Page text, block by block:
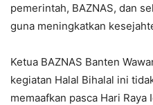
pemerintah, BAZNAS, dan
guna meningkatkan
Ketua BAZNAS Banten
kegiatan Halal Bihalal ini
memaafkan pasca Hari